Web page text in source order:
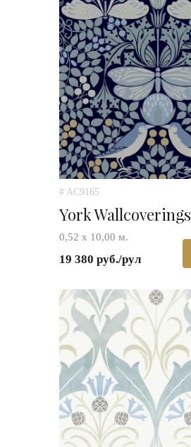
# AC9165
York Wallcoverings
0,52 х 10,00 м.
19 380 руб./рул